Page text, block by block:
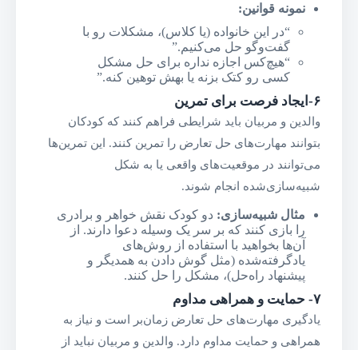
نمونه قوانین:
“در این خانواده (یا کلاس)، مشکلات رو با
گفت‌وگو حل می‌کنیم.”
“هیچ‌کس اجازه نداره برای حل مشکل
کسی رو کتک بزنه یا بهش توهین کنه.”
۶-ایجاد فرصت برای تمرین
والدین و مربیان باید شرایطی فراهم کنند که کودکان
بتوانند مهارت‌های حل تعارض را تمرین کنند. این تمرین‌ها
می‌توانند در موقعیت‌های واقعی یا به شکل
شبیه‌سازی‌شده انجام شوند.
مثال شبیه‌سازی: دو کودک نقش خواهر و برادری
را بازی کنند که بر سر یک وسیله دعوا دارند. از
آن‌ها بخواهید با استفاده از روش‌های
یادگرفته‌شده (مثل گوش دادن به همدیگر و
پیشنهاد راه‌حل)، مشکل را حل کنند.
۷- حمایت و همراهی مداوم
یادگیری مهارت‌های حل تعارض زمان‌بر است و نیاز به
همراهی و حمایت مداوم دارد. والدین و مربیان نباید از